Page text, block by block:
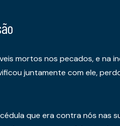
mortos nos pecados, e na
juntamente com ele,
que era contra nós nas